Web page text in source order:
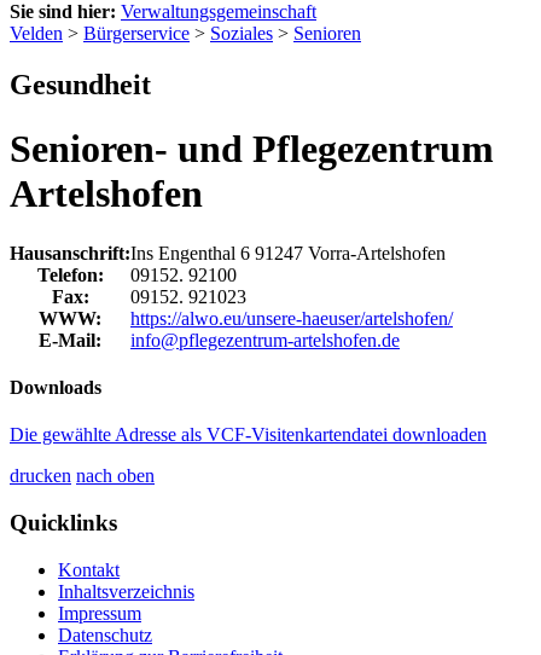
Sie sind hier: Verwaltungsgemeinschaft
Velden > Bürgerservice > Soziales > Senioren
Gesundheit
Senioren- und Pflegezentrum
Artelshofen
Hausanschrift:Ins Engenthal 6 91247 Vorra-Artelshofen
Telefon:
09152. 92100
Fax:
09152. 921023
WWW:
https://alwo.eu/unsere-haeuser/artelshofen/
E-Mail:
info@pflegezentrum-artelshofen.de
Downloads
Die gewählte Adresse als VCF-Visitenkartendatei downloaden
drucken nach oben
Quicklinks
Kontakt
Inhaltsverzeichnis
Impressum
Datenschutz